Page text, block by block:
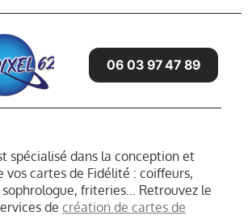
SITES WEB
SERVICES
06 03 97 47 89
spécialisé dans la conception et
vos cartes de Fidélité : coiffeurs,
friteries… Retrouvez le
de création de cartes de